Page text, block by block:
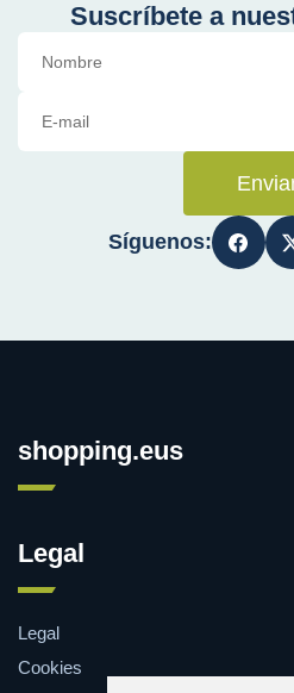
Suscríbete a
Síguenos:
shopping.eus
Legal
Legal
Cookies